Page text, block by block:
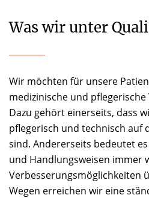
Was wir unter
Wir möchten für unsere
medizinische und
Dazu gehört einerseits, dass
pflegerisch und technisch auf
sind. Andererseits bedeutet
und Handlungsweisen immer
Verbesserungsmöglichkeiten
Wegen erreichen wir eine